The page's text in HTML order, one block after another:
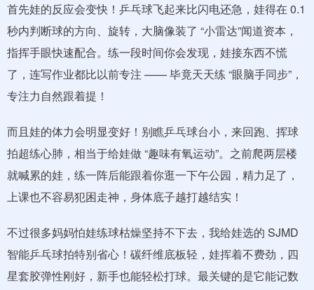
首先娃的反应会变快！乒乓球飞起来比闪电还急，娃得在 0.1
秒内判断球的方向、旋转，大脑像装了 “小雷达”闻道资本，
指挥手眼快速配合。练一段时间你会发现，娃接东西不慌
了，连写作业都比以前专注 —— 毕竟天天练 “眼脑手同步”，
专注力自然跟着提！
而且娃的体力会明显变好！别瞧乒乓球台小，来回跑、挥球
拍超练心肺，相当于给娃做 “趣味有氧运动”。之前爬两层楼
就喊累的娃，练一阵后能跟着你逛一下午公园，精力足了，
上课也不容易犯困走神，身体底子越打越结实！
不过很多妈妈怕娃练球枯燥坚持不下去，我给娃选的 SJMD
智能乒乓球拍特别省心！碳纤维底板轻，娃挥着不费劲，四
星套胶弹性刚好，新手也能轻松打球。最关键的是它能记数